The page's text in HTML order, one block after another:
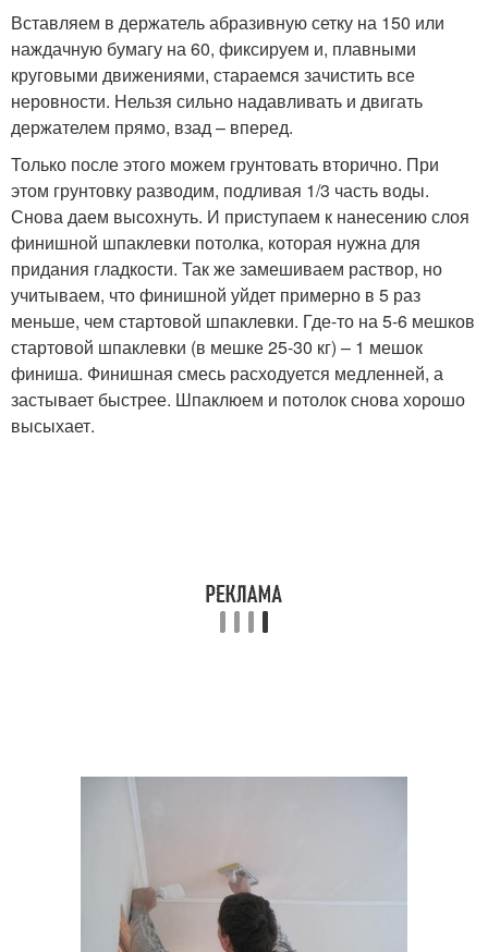
Вставляем в держатель абразивную сетку на 150 или
наждачную бумагу на 60, фиксируем и, плавными
круговыми движениями, стараемся зачистить все
неровности. Нельзя сильно надавливать и двигать
держателем прямо, взад – вперед.
Только после этого можем грунтовать вторично. При
этом грунтовку разводим, подливая 1/3 часть воды.
Снова даем высохнуть. И приступаем к нанесению слоя
финишной шпаклевки потолка, которая нужна для
придания гладкости. Так же замешиваем раствор, но
учитываем, что финишной уйдет примерно в 5 раз
меньше, чем стартовой шпаклевки. Где-то на 5-6 мешков
стартовой шпаклевки (в мешке 25-30 кг) – 1 мешок
финиша. Финишная смесь расходуется медленней, а
застывает быстрее. Шпаклюем и потолок снова хорошо
высыхает.